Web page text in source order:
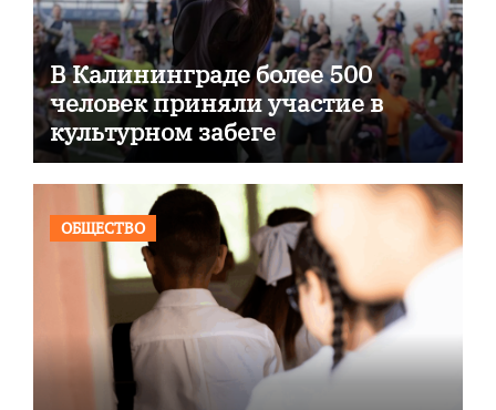
В Калининграде более 500
человек приняли участие в
культурном забеге
ОБЩЕСТВО